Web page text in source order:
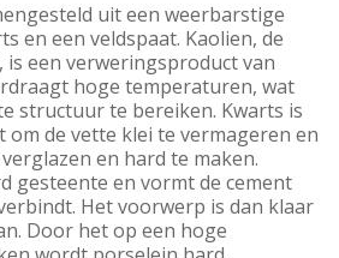
uit een weerbarstige
en een veldspaat. Kaolien, de
een verweringsproduct van
hoge temperaturen, wat
structuur te bereiken. Kwarts is
om de vette klei te vermageren en
en hard te maken.
gesteente en vormt de cement
Het voorwerp is dan klaar
Door het op een hoge